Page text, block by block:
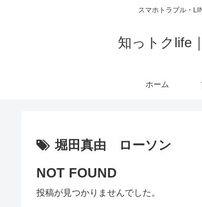
スマホトラブル・
知っトクlife
ホーム
堀田真由 ローソン
NOT FOUND
投稿が見つかりませんでした。